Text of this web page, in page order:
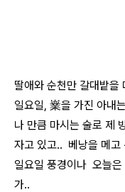
딸애와 순천만 갈대밭을
일요일, 嶪을 가진 아내
나 만큼 마시는 술로 제
자고 있고.. 베낭을 메고
일요일 풍경이나 오늘
가..